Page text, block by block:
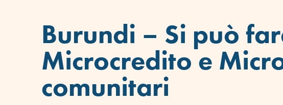
Burundi – Si può
Microcredito e
comunitari